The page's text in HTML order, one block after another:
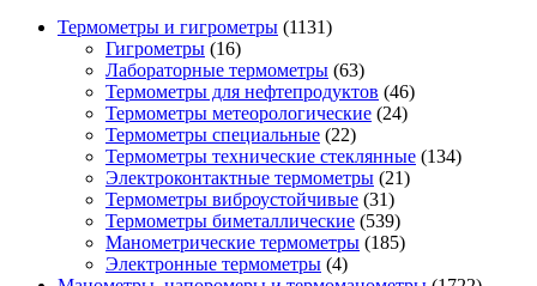
Термометры и гигрометры 11311131
Гигрометры 1616
товаров
Лабораторные термометры 6363
товара
Термометры для нефтепродуктов 4646
Термометры метеорологические 2424
Термометры специальные 2222
товара
Термометры технические стеклянные 134134
Электроконтактные термометры 2121
Термометры виброустойчивые 3131
товар
Термометры биметаллические 539539
товаров
Манометрические термометры 185185
Электронные термометры 44